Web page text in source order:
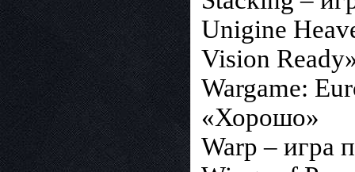
Unigine
Vision
Wargame:
«Хорошо»
Warp – игра